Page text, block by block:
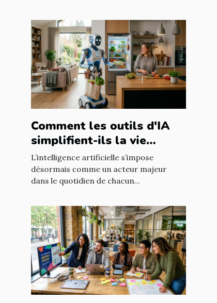
Comment les outils d'IA
simplifient-ils la vie
quotidienne ?
L’intelligence artificielle s’impose
désormais comme un acteur majeur
dans le quotidien de chacun...